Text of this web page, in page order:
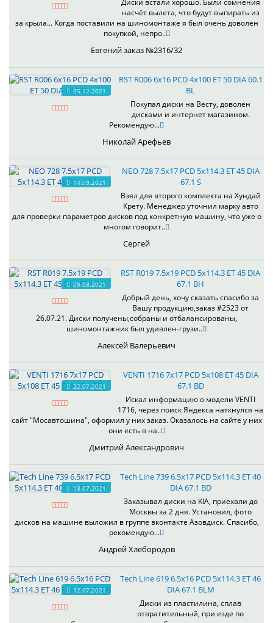
Диски встали хорошо. Были сомнения
насчёт вылета, что будут выпирать из
за крыла... Когда поставили на шиномонтаже я был очень доволен
покупкой, непро..
Евгений заказ №2316/32
05.12.2021
RST R006 6x16 PCD 4x100 ET 50 DIA 60.1
BL
Покупал диски на Весту, доволен
дисками и интернет магазином.
Рекомендую...
Николай Арефьев
14.09.2021
NEO 728 7.5x17 PCD 5x114.3 ET 45 DIA
67.1 S
Взял для второго комплекта на Хундай
Крету. Менеджер уточнил марку авто
для проверки параметров дисков под конкретную машину, что уже о
многом говорит..
Сергей
09.08.2021
RST R019 7.5x19 PCD 5x114.3 ET 45 DIA
67.1 BH
Добрый день, хочу сказать спасибо за
Вашу продукцию,заказ #2523 от
26.07.21. Диски получены,собраны и отбалансированы,
шиномонтажник был удивлен-грузи..
Алексей Валерьевич
22.07.2021
VENTI 1716 7x17 PCD 5x108 ET 45 DIA
67.1 BD
Искал информацию о модели VENTI
1716, через поиск Яндекса наткнулся на
сайт "Мосавтошина", оформил у них заказ. Оказалось на сайте у них
они есть в на..
Дмитрий Александрович
13.07.2021
Tech Line 739 6.5x17 PCD 5x114.3 ET 40
DIA 67.1 BD
Заказывал диски на KIA, приехали до
Москвы за 2 дня. Установил, фото
дисков на машине выложил в группе вконтакте Азовдиск. Спасибо,
рекомендую...
Андрей Хлебородов
12.07.2021
Tech Line 619 6.5x16 PCD 5x114.3 ET 46
DIA 67.1 BLM
Диски из пластилина, сплав
отвратительный, при езде по